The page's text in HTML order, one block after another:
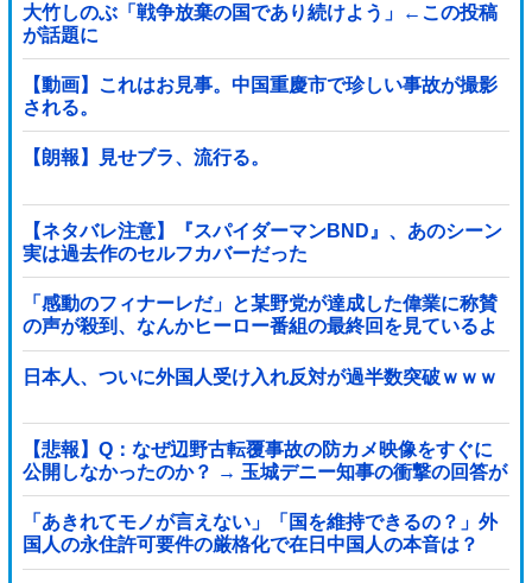
大竹しのぶ「戦争放棄の国であり続けよう」←この投稿
が話題に
【動画】これはお見事。中国重慶市で珍しい事故が撮影
される。
【朗報】見せブラ、流行る。
【ネタバレ注意】『スパイダーマンBND』、あのシーン
実は過去作のセルフカバーだった
「感動のフィナーレだ」と某野党が達成した偉業に称賛
の声が殺到、なんかヒーロー番組の最終回を見ているよ
うな気分に……他
日本人、ついに外国人受け入れ反対が過半数突破ｗｗｗ
【悲報】Q：なぜ辺野古転覆事故の防カメ映像をすぐに
公開しなかったのか？ → 玉城デニー知事の衝撃の回答が
コチラ → ｗｗｗｗｗｗｗｗｗｗｗｗｗｗｗ
「あきれてモノが言えない」「国を維持できるの？」外
国人の永住許可要件の厳格化で在日中国人の本音は？